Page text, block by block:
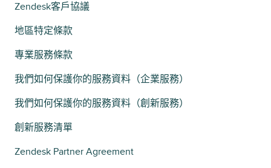
Zendesk客戶協議
地區特定條款
專業服務條款
我們如何保護你的服務資料（企業服務）
我們如何保護你的服務資料（創新服務）
創新服務清單
Zendesk Partner Agreement